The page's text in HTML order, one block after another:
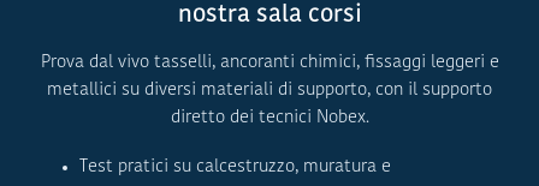
nostra sala corsi
Prova dal vivo tasselli, ancoranti chimici, fissaggi leggeri e
metallici su diversi materiali di supporto, con il supporto
diretto dei tecnici Nobex.
Test pratici su calcestruzzo, muratura e